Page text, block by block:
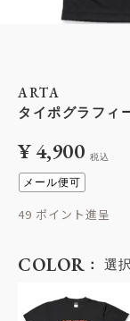
ARTA
タイポグラフィ
¥4,900 税込
メール便可
49
COLOR 選